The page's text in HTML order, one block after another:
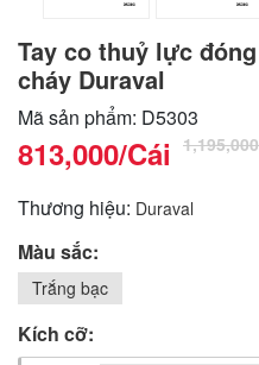
Tay co thuỷ lực
cháy Duraval
Mã sản phẩm: D5303
813,000/Cái
Thương hiệu: Duraval
Màu sắc:
Trắng bạc
Kích cỡ: